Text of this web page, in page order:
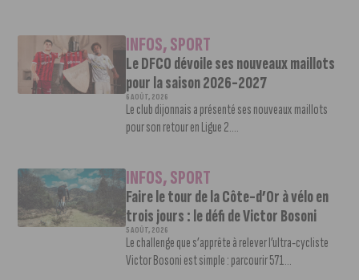
INFOS,SPORT
Le DFCO dévoile ses nouveaux maillots
pour la saison 2026-2027
6 AOÛT, 2026
Le club dijonnais a présenté ses nouveaux maillots
pour son retour en Ligue 2....
INFOS,SPORT
Faire le tour de la Côte-d’Or à vélo en
trois jours : le défi de Victor Bosoni
5 AOÛT, 2026
Le challenge que s’apprête à relever l’ultra-cycliste
Victor Bosoni est simple : parcourir 571...